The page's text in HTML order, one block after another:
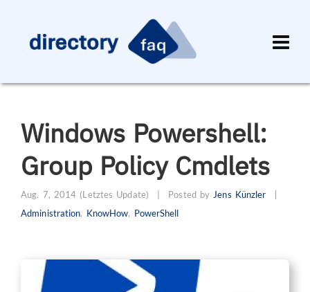
Windows Powershell:
Group Policy Cmdlets
Aug. 7, 2014 (Letztes Update) Posted by Jens Künzler
Administration, KnowHow, PowerShell